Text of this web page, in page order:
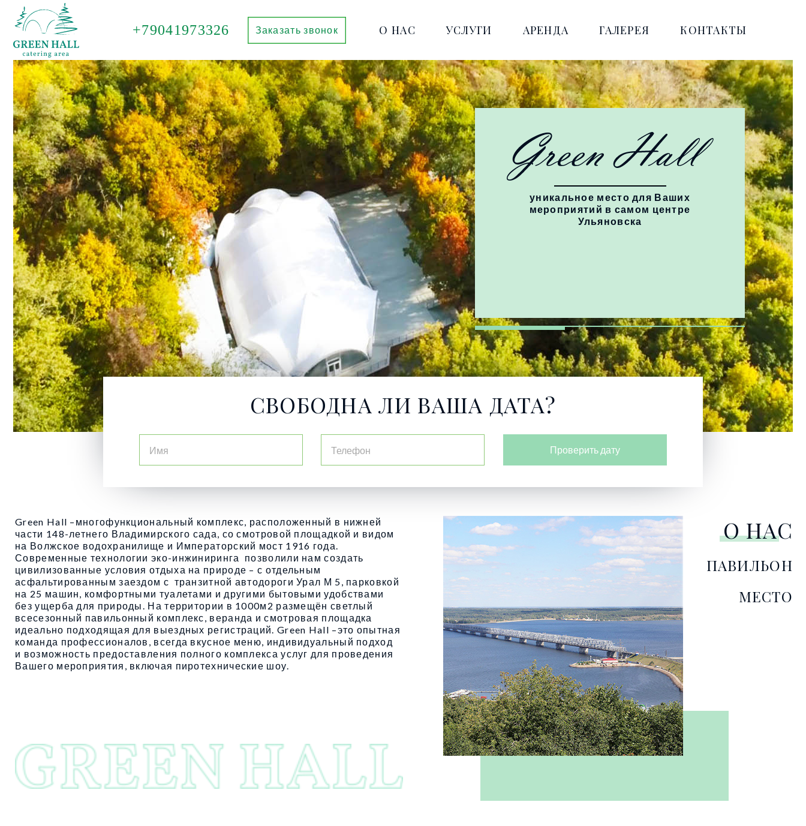
+79041973326 Заказать звонок О НАС УСЛУГИ АРЕНДА ГАЛЕРЕЯ КОНТАКТЫ
уникальное место для Ваших
мероприятий в самом центре
Ульяновска
СВОБОДНА ЛИ ВАША ДАТА?
Проверить дату
О НАС
ПАВИЛЬОН
МЕСТО
Green Hall –многофункциональный комплекс, расположенный в нижней
части 148-летнего Владимирского сада, со смотровой площадкой и видом
на Волжское водохранилище и Императорский мост 1916 года.
Современные технологии эко-инжиниринга позволили нам создать
цивилизованные условия отдыха на природе – с отдельным
асфальтированным заездом с транзитной автодороги Урал М 5, парковкой
на 25 машин, комфортными туалетами и другими бытовыми удобствами
без ущерба для природы. На территории в 1000м2 размещён светлый
всесезонный павильонный комплекс, веранда и смотровая площадка
идеально подходящая для выездных регистраций. Green Hall –это опытная
команда профессионалов, всегда вкусное меню, индивидуальный подход
и возможность предоставления полного комплекса услуг для проведения
Вашего мероприятия, включая пиротехнические шоу.